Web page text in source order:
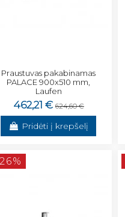
Praustuvas pakabinamas
PALACE 900x510 mm,
Laufen
462,21 € 624,60 €
Pridėti į krepšelį